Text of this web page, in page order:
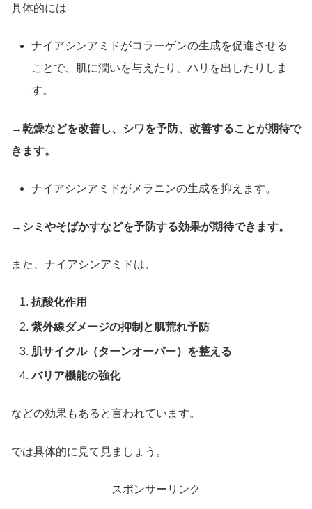
具体的には
ナイアシンアミドがコラーゲンの生成を促進させる
ことで、肌に潤いを与えたり、ハリを出したりしま
す。
→乾燥などを改善し、シワを予防、改善することが期待で
きます。
ナイアシンアミドがメラニンの生成を抑えます。
→ シミやそばかすなどを予防する効果が期待できます。
また、ナイアシンアミドは、
抗酸化作用
紫外線ダメージの抑制と肌荒れ予防
肌サイクル（ターンオーバー）を整える
バリア機能の強化
などの効果もあると言われています。
では具体的に見て見ましょう。
スポンサーリンク